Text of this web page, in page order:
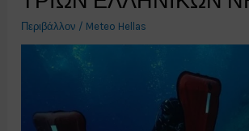
Περιβάλλον / Meteo Hellas